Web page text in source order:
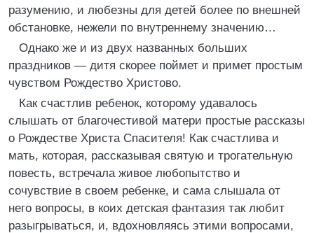
разумению, и любезны для детей более по внешней
обстановке, нежели по внутреннему значению…
Однако же и из двух названных больших
праздников — дитя скорее поймет и примет простым
чувством Рождество Христово.
Как счастлив ребенок, которому удавалось
слышать от благочестивой матери простые рассказы
о Рождестве Христа Спасителя! Как счастлива и
мать, которая, рассказывая святую и трогательную
повесть, встречала живое любопытство и
сочувствие в своем ребенке, и сама слышала от
него вопросы, в коих детская фантазия так любит
разыгрываться, и, вдохновляясь этими вопросами,